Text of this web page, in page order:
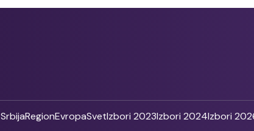
SrbijaRegionEvropaSvetIzbori 2023Izbori 2024Izbori